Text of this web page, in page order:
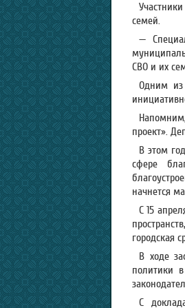
семей.
—
СВО и их
Одним из
проект».
В этом
сфере
начнется
С 15
городская
В ходе
политики
С